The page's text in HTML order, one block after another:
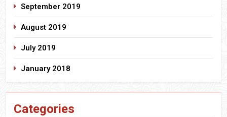
September 2019
August 2019
July 2019
January 2018
Categories